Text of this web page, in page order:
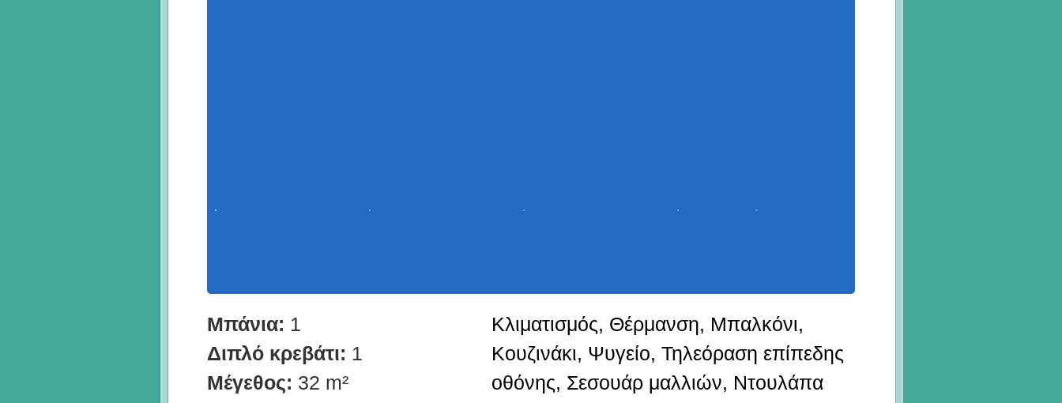
Μπάνια: 1
Διπλό κρεβάτι: 1
Μέγεθος: 32 m²
Κλιματισμός, Θέρμανση, Μπαλκόνι,
Κουζινάκι, Ψυγείο, Τηλεόραση επίπεδης
οθόνης, Σεσουάρ μαλλιών, Ντουλάπα